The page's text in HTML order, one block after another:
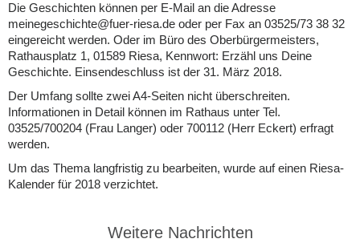
Die Geschichten können per E-Mail an die Adresse
meinegeschichte@fuer-riesa.de oder per Fax an 03525/73 38 32
eingereicht werden. Oder im Büro des Oberbürgermeisters,
Rathausplatz 1, 01589 Riesa, Kennwort: Erzähl uns Deine
Geschichte. Einsendeschluss ist der 31. März 2018.
Der Umfang sollte zwei A4-Seiten nicht überschreiten.
Informationen in Detail können im Rathaus unter Tel.
03525/700204 (Frau Langer) oder 700112 (Herr Eckert) erfragt
werden.
Um das Thema langfristig zu bearbeiten, wurde auf einen Riesa-
Kalender für 2018 verzichtet.
Weitere Nachrichten